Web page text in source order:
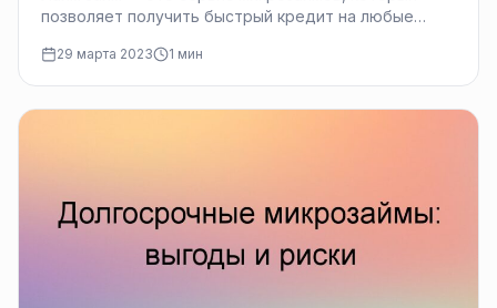
позволяет получить быстрый кредит на любые
29 марта 2023 1 мин